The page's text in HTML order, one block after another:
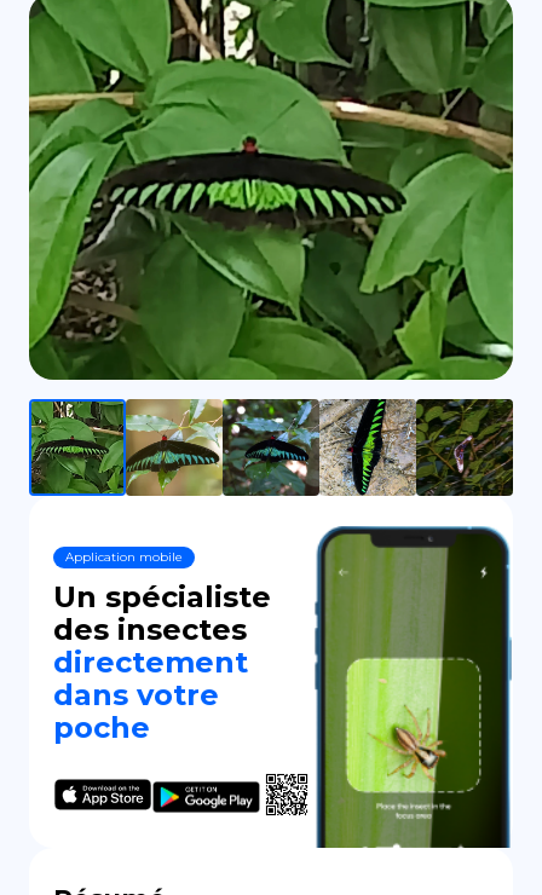
ES
DE
Application mobile
Un spécialiste
des insectes
directement
dans votre
poche